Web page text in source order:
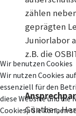
zählen
geprägten
Juniorlabor
z.B. die
Günther,
Wir benutzen Cookies
Wir nutzen Cookies
essenziell für den
diese Website und die
Cookies). Sie können